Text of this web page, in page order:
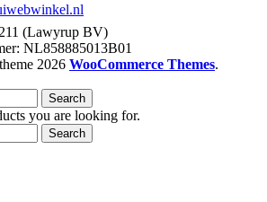
(Lawyrup BV)
NL858885013B01
theme 2026 WooCommerce Themes.
Search
you are looking for.
Search